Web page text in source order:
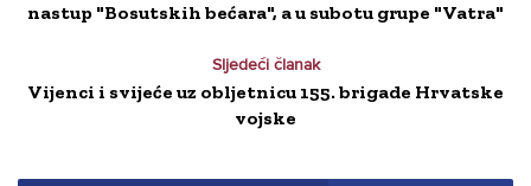
nastup "Bosutskih bećara", a u subotu grupe "Vatra"
Sljedeći članak
Vijenci i svijeće uz obljetnicu 155. brigade Hrvatske
vojske